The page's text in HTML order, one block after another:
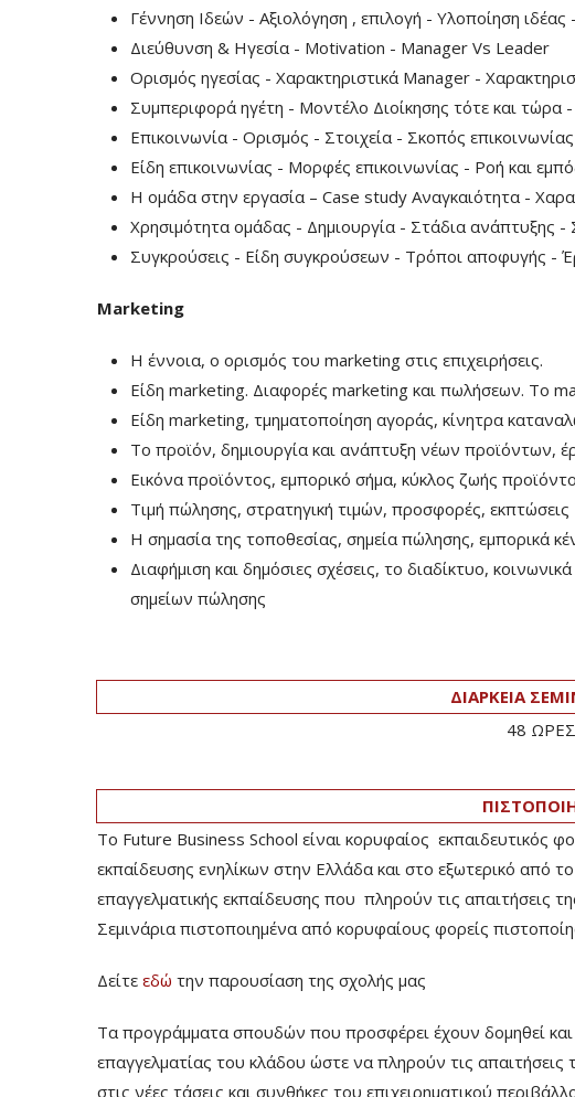
Γέννηση Ιδεών - Αξιολόγηση , επιλογή - Υλοποίηση
Διεύθυνση & Ηγεσία - Motivation - Manager Vs Leader
Ορισμός ηγεσίας - Χαρακτηριστικά Manager -
Συμπεριφορά ηγέτη - Μοντέλο Διοίκησης τότε και τώρα
Επικοινωνία - Ορισμός - Στοιχεία - Σκοπός επικοινωνίας
Είδη επικοινωνίας - Μορφές επικοινωνίας - Ροή και
Η ομάδα στην εργασία – Case study Αναγκαιότητα -
Χρησιμότητα ομάδας - Δημιουργία - Στάδια ανάπτυξης -
Συγκρούσεις - Είδη συγκρούσεων - Τρόποι αποφυγής -
Marketing
Η έννοια, ο ορισμός του marketing στις επιχειρήσεις.
Είδη marketing. Διαφορές marketing και πωλήσεων. Το
Είδη marketing, τμηματοποίηση αγοράς, κίνητρα
Το προϊόν, δημιουργία και ανάπτυξη νέων προϊόντων,
Εικόνα προϊόντος, εμπορικό σήμα, κύκλος ζωής
Τιμή πώλησης, στρατηγική τιμών, προσφορές, εκπτώσεις
Η σημασία της τοποθεσίας, σημεία πώλησης, εμπορικά
Διαφήμιση και δημόσιες σχέσεις, το διαδίκτυο,
σημείων πώλησης
ΔΙΑΡΚΕΙΑ
48 ΩΡΕΣ
Το Future Business School είναι κορυφαίος εκπαιδευτικός
εκπαίδευσης ενηλίκων στην Ελλάδα και στο εξωτερικό από
επαγγελματικής εκπαίδευσης που πληρούν τις απαιτήσεις
Σεμινάρια πιστοποιημένα από κορυφαίους φορείς
Δείτε εδώ την παρουσίαση της σχολής μας
Τα προγράμματα σπουδών που προσφέρει έχουν δομηθεί και
επαγγελματίας του κλάδου ώστε να πληρούν τις
στις νέες τάσεις και συνθήκες του επιχειρηματικού